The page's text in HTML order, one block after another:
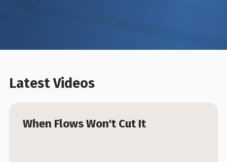
Latest Videos
When Flows Won't Cut It